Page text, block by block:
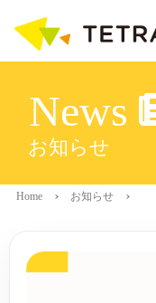
News
お知らせ
Home お知らせ